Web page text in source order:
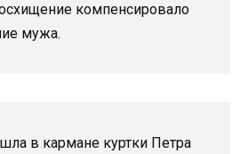
компенсировало
мужа.
в кармане куртки Петра